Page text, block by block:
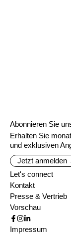
Abonnieren Sie
Erhalten Sie
und exklusiven
Jetzt anmelden
Let's connect
Kontakt
Presse & Vertrieb
Vorschau
Impressum